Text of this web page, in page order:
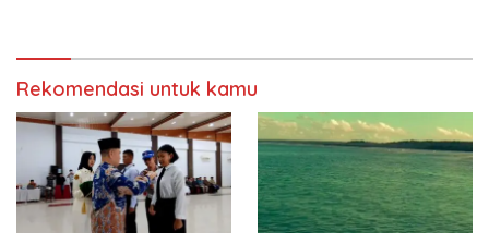
Rekomendasi untuk kamu